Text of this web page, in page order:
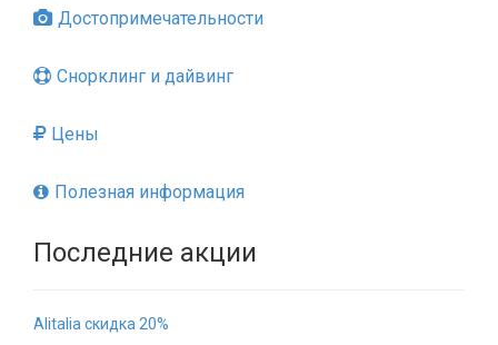
Достопримечательности
Снорклинг и дайвинг
Цены
Полезная информация
Последние акции
Alitalia скидка 20%